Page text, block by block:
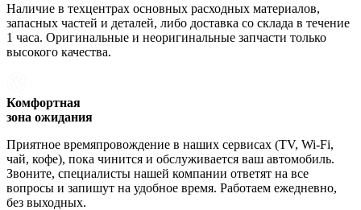
Наличие в техцентрах основных расходных материалов,
запасных частей и деталей, либо доставка со склада в течение
1 часа. Оригинальные и неоригинальные запчасти только
высокого качества.
Комфортная
зона ожидания
Приятное времяпровождение в наших сервисах (TV, Wi-Fi,
чай, кофе), пока чинится и обслуживается ваш автомобиль.
Звоните, специалисты нашей компании ответят на все
вопросы и запишут на удобное время. Работаем ежедневно,
без выходных.